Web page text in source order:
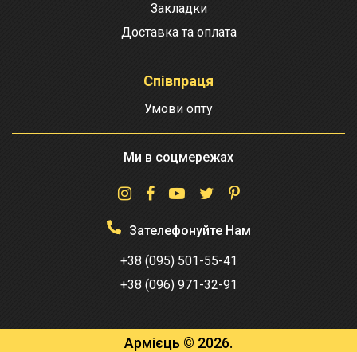
Закладки
Доставка та оплата
Співпраця
Умови опту
Ми в соцмережах
Зателефонуйте Нам
+38 (095) 501-55-41
+38 (096) 971-32-91
Армієць © 2026.